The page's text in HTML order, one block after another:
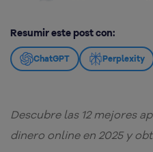
Resumir este post con:
ChatGPT Perplexity
Descubre las 12 mejores
dinero online en 2025 y